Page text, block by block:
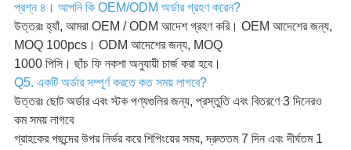
প্রশ্ন ৪। আপনি কি OEM/ODM অর্ডার গ্রহণ করেন?
উত্তরঃ হ্যাঁ, আমরা OEM / ODM আদেশ গ্রহণ করি। OEM আদেশের জন্য,
MOQ 100pcs। ODM আদেশের জন্য, MOQ
1000 পিসি। ছাঁচ ফি নকশা অনুযায়ী চার্জ করা হবে।
Q5. একটি অর্ডার সম্পূর্ণ করতে কত সময় লাগবে?
উত্তরঃ ছোট অর্ডার এবং স্টক পণ্যগুলির জন্য, প্রস্তুতি এবং বিতরণে 3 দিনেরও
কম সময় লাগবে
গ্রাহকের পছন্দের উপর নির্ভর করে শিপিংয়ের সময়, দ্রুততম 7 দিন এবং দীর্ঘতম 1